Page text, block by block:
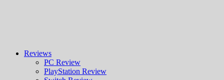
Reviews
PC Review
PlayStation Review